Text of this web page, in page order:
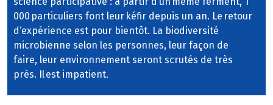
000 particuliers font leur kéfir depuis un an. Le retour
d‘expérience est pour bientôt. La biodiversité
microbienne selon les personnes, leur façon de
faire, leur environnement seront scrutés de très
près. Il est impatient.